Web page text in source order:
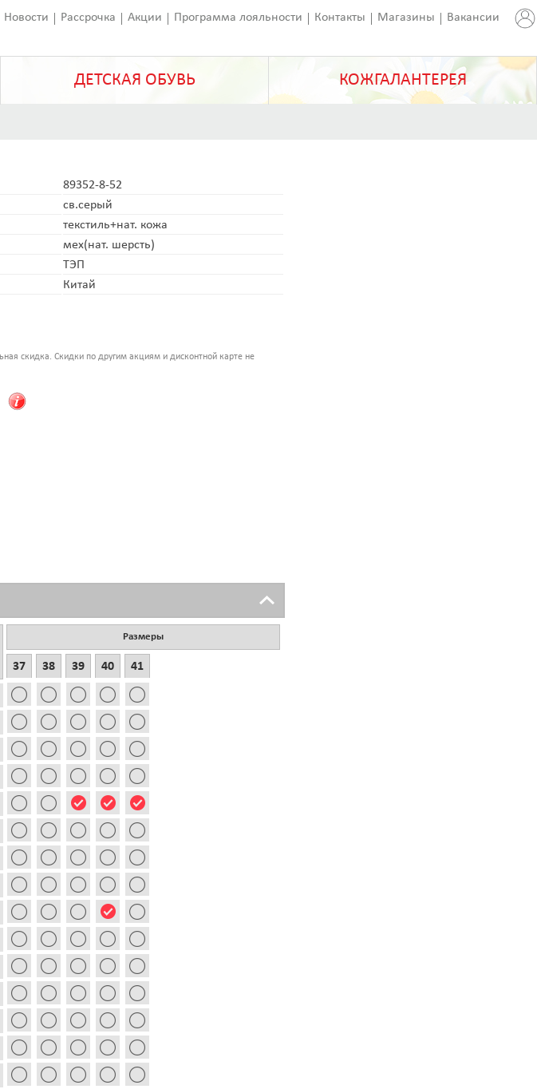
Новости Рассрочка Акции Программа лояльности Контакты Магазины Вакансии
ДЕТСКАЯ ОБУВЬ КОЖГАЛАНТЕРЕЯ
89352-8-52
св.серый
текстиль+нат. кожа
мех(нат. шерсть)
ТЭП
Китай
скидка. Скидки по другим акциям и дисконтной карте не
Размеры
37 38 39 40 41